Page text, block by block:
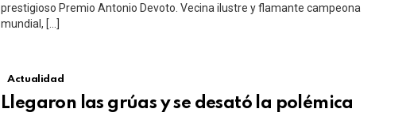
prestigioso Premio Antonio Devoto. Vecina ilustre y flamante campeona
mundial, […]
Actualidad
Llegaron las grúas y se desató la polémica